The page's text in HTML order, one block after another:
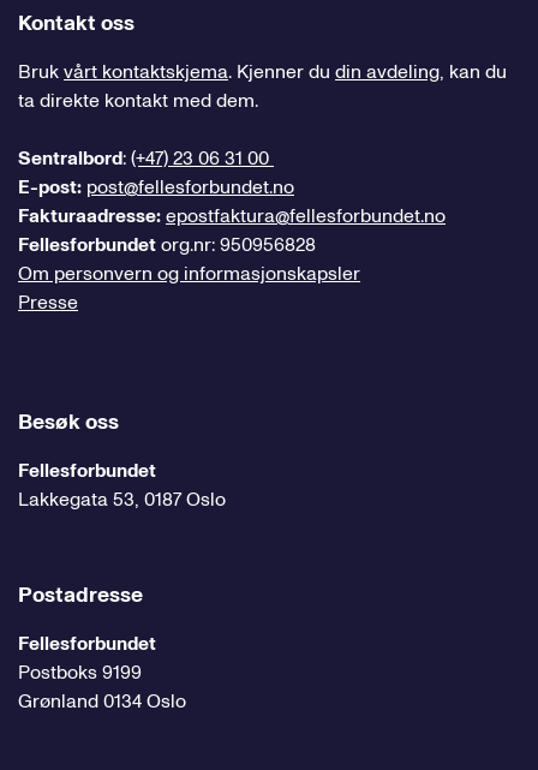
Kontakt oss
Brukvårt kontaktskjema. Kjenner du din avdeling, kan du
ta direkte kontakt med dem.
Sentralbord:(+47) 23 06 31 00
E-post: post@fellesforbundet.no
Fakturaadresse:epostfaktura@fellesforbundet.no
Fellesforbundetorg.nr: 950956828
Om personvern og informasjonskapsler
Presse
Besøk oss
Fellesforbundet
Lakkegata 53, 0187 Oslo
Postadresse
Fellesforbundet
Postboks 9199
Grønland 0134 Oslo